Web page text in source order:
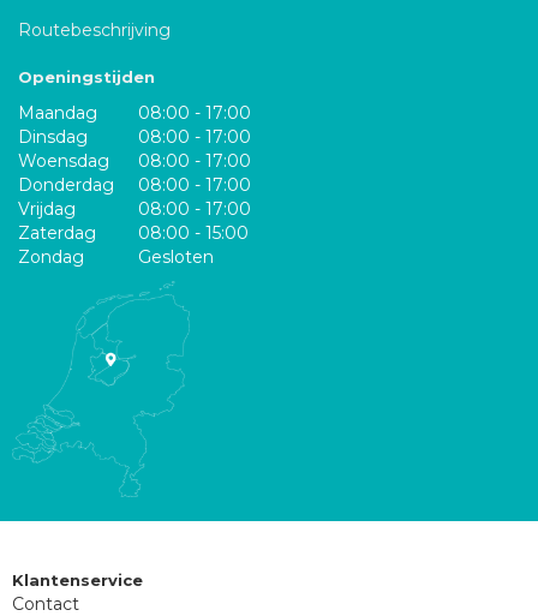
Routebeschrijving
Openingstijden
Maandag
08:00 - 17:00
Dinsdag
08:00 - 17:00
Woensdag
08:00 - 17:00
Donderdag
08:00 - 17:00
Vrijdag
08:00 - 17:00
Zaterdag
08:00 - 15:00
Zondag
Gesloten
Klantenservice
Contact